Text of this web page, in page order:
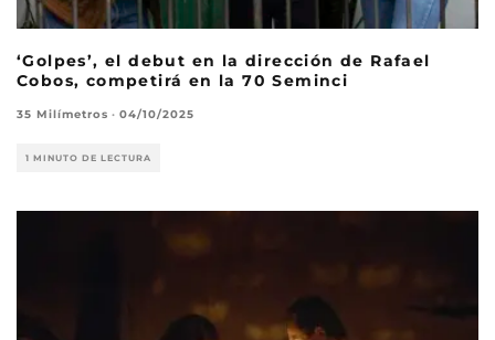
‘Golpes’, el debut en la dirección de Rafael
Cobos, competirá en la 70 Seminci
35 Milímetros · 04/10/2025
1 MINUTO DE LECTURA